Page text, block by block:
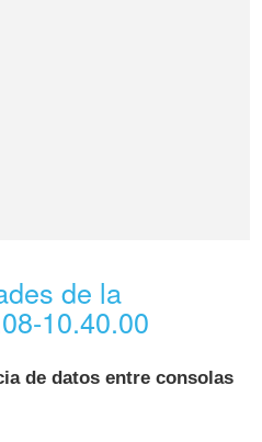
de la
10.40.00
de datos entre consolas